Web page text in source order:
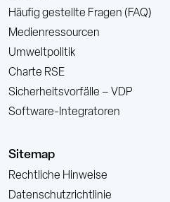
Häufig gestellte Fragen (FAQ)
Medienressourcen
Umweltpolitik
Charte RSE
Sicherheitsvorfälle – VDP
Software-Integratoren
Sitemap
Rechtliche Hinweise
Datenschutzrichtlinie